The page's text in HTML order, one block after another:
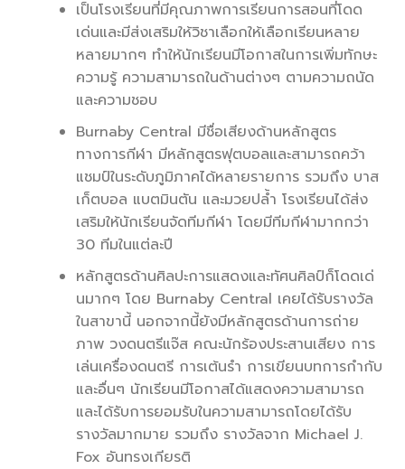
เป็นโรงเรียนที่มีคุณภาพการเรียนการสอนที่โดด
เด่นและมีส่งเสริมให้วิชาเลือกให้เลือกเรียนหลาย
หลายมากๆ ทำให้นักเรียนมีโอกาสในการเพิ่มทักษะ
ความรู้ ความสามารถในด้านต่างๆ ตามความถนัด
และความชอบ
Burnaby Central มีชื่อเสียงด้านหลักสูตร
ทางการกีฬา มีหลักสูตรฟุตบอลและสามารถคว้า
แชมป์ในระดับภูมิภาคได้หลายรายการ รวมถึง บาส
เก็ตบอล แบตมินตัน และมวยปล้ำ โรงเรียนได้ส่ง
เสริมให้นักเรียนจัดทีมกีฬา โดยมีทีมกีฬามากกว่า
30 ทีมในแต่ละปี
หลักสูตรด้านศิลปะการแสดงและทัศนศิลป์ก็โดดเด่
นมากๆ โดย Burnaby Central เคยได้รับรางวัล
ในสาขานี้ นอกจากนี้ยังมีหลักสูตรด้านการถ่าย
ภาพ วงดนตรีแจ๊ส คณะนักร้องประสานเสียง การ
เล่นเครื่องดนตรี การเต้นรำ การเขียนบทการกำกับ
และอื่นๆ นักเรียนมีโอกาสได้แสดงความสามารถ
และได้รับการยอมรับในความสามารถโดยได้รับ
รางวัลมากมาย รวมถึง รางวัลจาก Michael J.
Fox อันทรงเกียรติ